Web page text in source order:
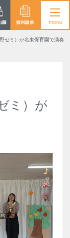
ゼミ）が名東保育園で演奏
ミ）が